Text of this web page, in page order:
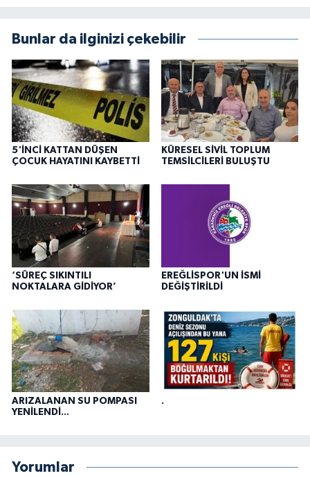
Bunlar da ilginizi çekebilir
5'İNCİ KATTAN DÜŞEN
ÇOCUK HAYATINI KAYBETTİ
KÜRESEL SİVİL TOPLUM
TEMSİLCİLERİ BULUŞTU
‘SÜREÇ SIKINTILI
NOKTALARA GİDİYOR’
EREĞLİSPOR'UN İSMİ
DEĞİŞTİRİLDİ
ARIZALANAN SU POMPASI
YENİLENDİ...
.
Yorumlar